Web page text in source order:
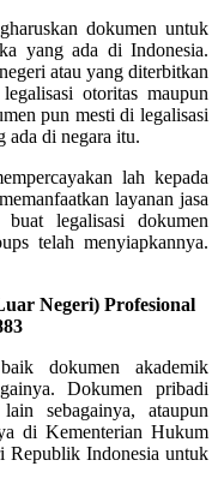
dokumen untuk
yang ada di Indonesia.
atau yang diterbitkan
otoritas maupun
pun mesti di legalisasi
ada di negara itu.
lah kepada
layanan jasa
legalisasi dokumen
telah menyiapkannya.
Negeri) Profesional
dokumen akademik
Dokumen pribadi
sebagainya, ataupun
di Kementerian Hukum
Republik Indonesia untuk